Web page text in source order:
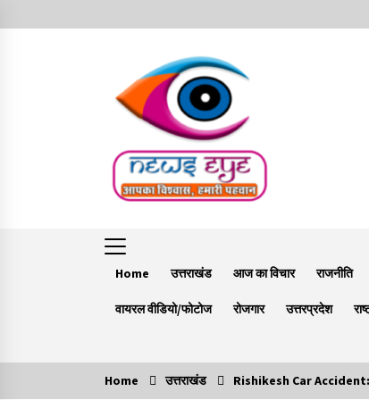
to
Home उत्तराखंड आज का विचार राजनीति
वायरल वीडियो/फोटोज रोजगार उत्तरप्रदेश
Trending Now
Home उत्तराखंड Rishikesh Car